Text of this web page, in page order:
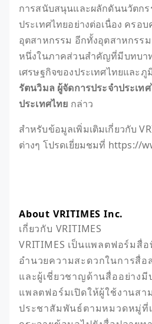
การสนับสนุนและผลักดันนวัตก
ประเทศไทยอย่างต่อเนื่อง ครอ
อุตสาหกรรม อีกทั้งอุตสาหกรรม
หนึ่งในภาคส่วนสำคัญที่มีบทบา
เศรษฐกิจของประเทศไทยและภู
รัตนวิมล ผู้จัดการประจำประเทศ
ประเทศไทย กล่าว
สำหรับข้อมูลเพิ่มเติมเกี่ยวกับ
ต่างๆ โปรดเยี่ยมชมที่ https://
About VRITIMES Inc.
เกี่ยวกับ VRITIMES
VRITIMES เป็นแพลตฟอร์มสื่
อำนวยความสะดวกในการสื่อ
และผู้เชี่ยวชาญด้านสื่ออย่าง
แพลตฟอร์มเปิดให้ผู้ใช้งานสา
ประชาสัมพันธ์ตามหมวดหมู่ที่